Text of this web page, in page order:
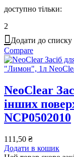
доступно тільки:
2
Додати до
Compare
NeoClear
інших
NCP0502010
111,50 ₴
Додати в кошик